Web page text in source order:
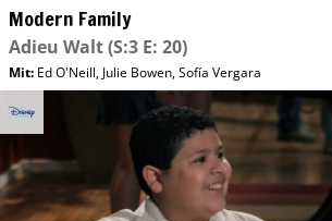
Modern Family
Adieu Walt(S:3 E: 20)
Mit: Ed O'Neill, Julie Bowen,Sofía Vergara